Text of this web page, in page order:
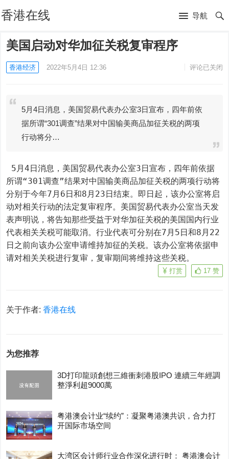
香港在线 导航
美国启动对华加征关税复审程序
香港经济 2022年5月4日 12:36 评论已关闭
5月4日消息，美国贸易代表办公室3日宣布，四年前依
据所谓“301调查”结果对中国输美商品加征关税的两项
行动将分…
所谓“301调查”结果对中国输美商品加征关税的两项行动将
分别于今年7月6日和8月23日结束。即日起，该办公室将启
动对相关行动的法定复审程序。美国贸易代表办公室当天发
表声明说，将告知那些受益于对华加征关税的美国国内行业
代表相关关税可能取消。行业代表可分别在7月5日和8月22
日之前向该办公室申请维持加征的关税。该办公室将依据申
请对相关关税进行复审，复审期间将维持这些关税。
17 赞
打赏
关于作者:香港在线
为您推荐
3D打印龍頭創想三維衝刺港股IPO 連續三年經調
整淨利超9000萬
粤港澳会计业“续约”：凝聚粤港澳共识，合力打
开国际市场空间
大湾区会计师行业合作深化进行时： 粤港澳会计